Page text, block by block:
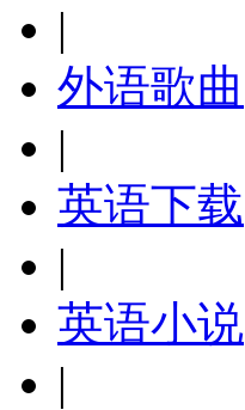
|
外语歌曲
|
英语下载
|
英语小说
|